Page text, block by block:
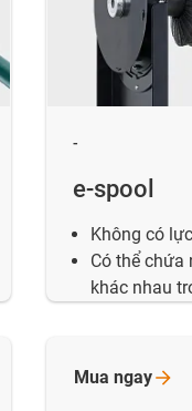
-
e-spool
Không có
Có thể chứa
khác nhau
Mua ngay